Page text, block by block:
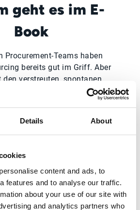
Details About
content and ads, to
features and to analyse our traffic.
about your use of our site with
and analytics partners who
geht es im E-
Book
Procurement-Teams haben
bereits gut im Griff. Aber
verstreuten, spontanen
die die letzten 10–20 % des
ausmachen? Genau dort
E-Book zeigt, warum
wie Unternehmen damit
Abfluss“ verlorener
der durch ein schwaches
Management entsteht.